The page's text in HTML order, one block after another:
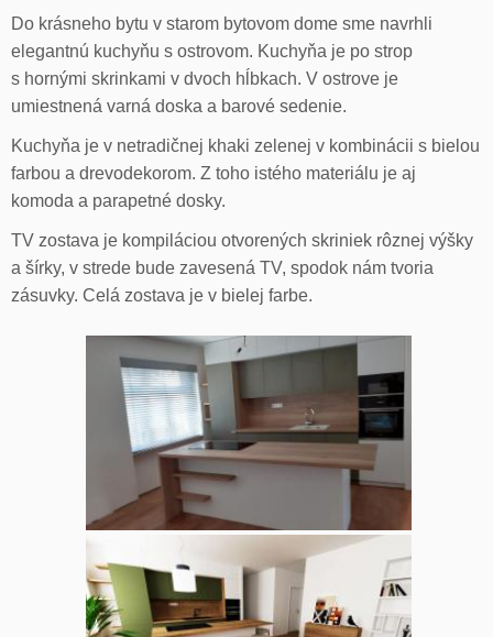
Do krásneho bytu v starom bytovom dome sme navrhli
elegantnú kuchyňu s ostrovom. Kuchyňa je po strop
s hornými skrinkami v dvoch hĺbkach. V ostrove je
umiestnená varná doska a barové sedenie.
Kuchyňa je v netradičnej khaki zelenej v kombinácii s bielou
farbou a drevodekorom. Z toho istého materiálu je aj
komoda a parapetné dosky.
TV zostava je kompiláciou otvorených skriniek rôznej výšky
a šírky, v strede bude zavesená TV, spodok nám tvoria
zásuvky. Celá zostava je v bielej farbe.